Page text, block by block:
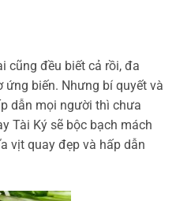
cũng đều biết cả rồi, đa
biến. Nhưng bí quyết và
dẫn mọi người thì chưa
Tài Ký sẽ bộc bạch mách
vịt quay đẹp và hấp dẫn